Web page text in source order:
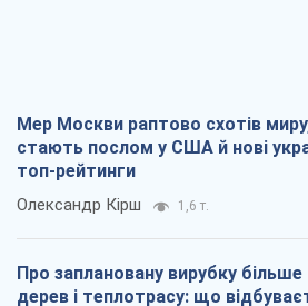
Мер Москви раптово схотів
стають послом у США й нові
топ-рейтинги
Олександр Кірш 1,6 т.
Про заплановану вирубку більше
дерев і теплотрасу: що